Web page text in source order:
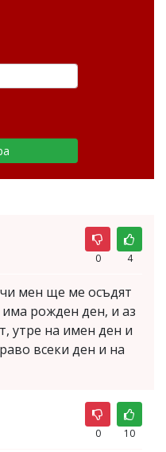
0 4
мен ще ме осъдят
рожден ден, и аз
утре на имен ден и
всеки ден и на
0 10